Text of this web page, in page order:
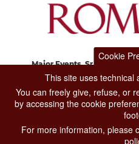
Major Events, Sport,
Via di San Basilio, 51
CONTACT
CONTATTA LA
Cookie
This site uses technical
You can freely give, refuse, or
by accessing the cookie
For more information, please